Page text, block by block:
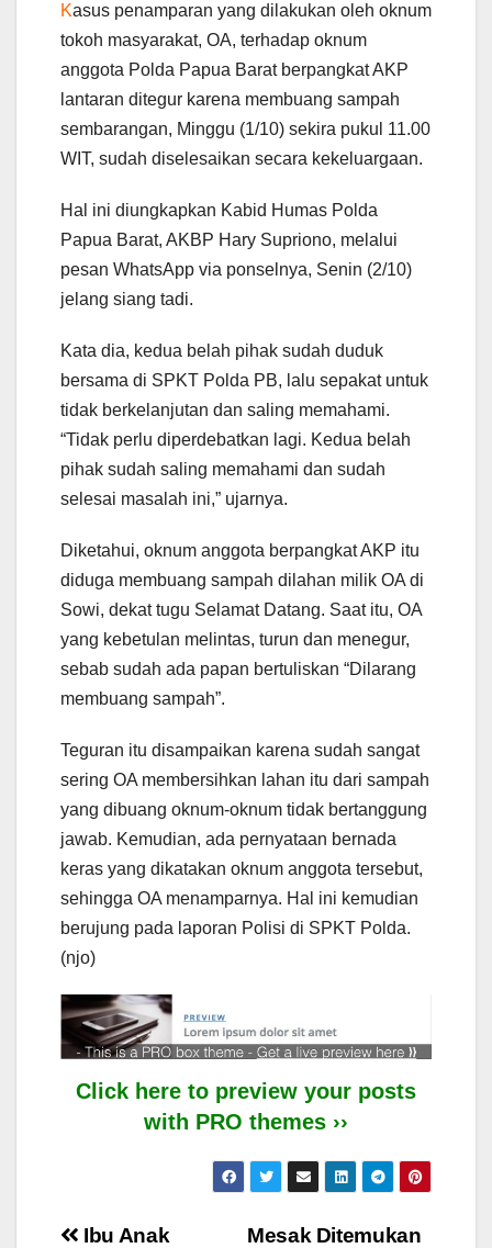
Kasus penamparan yang dilakukan oleh oknum
tokoh masyarakat, OA, terhadap oknum
anggota Polda Papua Barat berpangkat AKP
lantaran ditegur karena membuang sampah
sembarangan, Minggu (1/10) sekira pukul 11.00
WIT, sudah diselesaikan secara kekeluargaan.
Hal ini diungkapkan Kabid Humas Polda
Papua Barat, AKBP Hary Supriono, melalui
pesan WhatsApp via ponselnya, Senin (2/10)
jelang siang tadi.
Kata dia, kedua belah pihak sudah duduk
bersama di SPKT Polda PB, lalu sepakat untuk
tidak berkelanjutan dan saling memahami.
“Tidak perlu diperdebatkan lagi. Kedua belah
pihak sudah saling memahami dan sudah
selesai masalah ini,” ujarnya.
Diketahui, oknum anggota berpangkat AKP itu
diduga membuang sampah dilahan milik OA di
Sowi, dekat tugu Selamat Datang. Saat itu, OA
yang kebetulan melintas, turun dan menegur,
sebab sudah ada papan bertuliskan “Dilarang
membuang sampah”.
Teguran itu disampaikan karena sudah sangat
sering OA membersihkan lahan itu dari sampah
yang dibuang oknum-oknum tidak bertanggung
jawab. Kemudian, ada pernyataan bernada
keras yang dikatakan oknum anggota tersebut,
sehingga OA menamparnya. Hal ini kemudian
berujung pada laporan Polisi di SPKT Polda.
(njo)
Click here to preview your posts
with PRO themes ››
Mesak Ditemukan
Ibu Anak